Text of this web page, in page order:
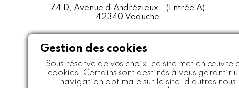
74 D, Avenue d'Andrézieux - (Entrée A)
42340 Veauche
Gestion des cookies
Sous réserve de vos choix, ce site met en œuvre
cookies. Certains sont destinés à vous garantir
navigation optimale sur le site, d’autres nous